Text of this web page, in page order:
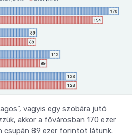
vagyis egy szobára jutó
akkor a fővárosban 170 ezer
csupán 89 ezer forintot látunk.